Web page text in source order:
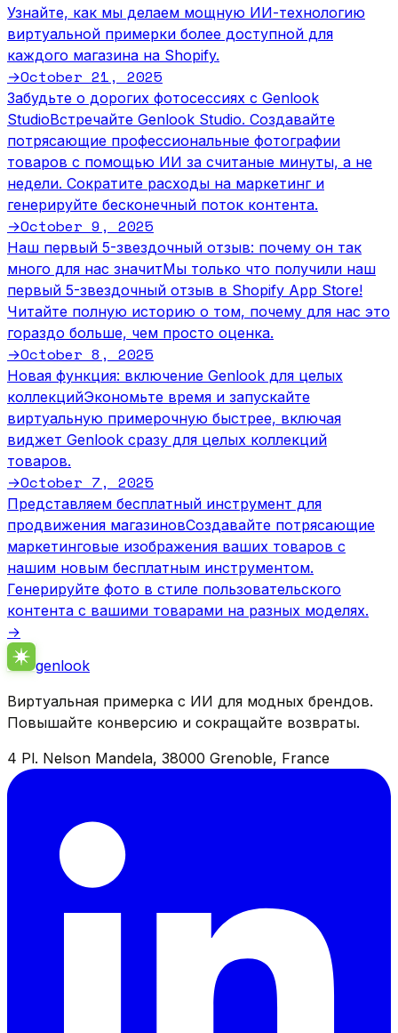
Узнайте, как мы делаем мощную ИИ-технологию
виртуальной примерки более доступной для
каждого магазина на Shopify.
→October 21, 2025
Забудьте о дорогих фотосессиях с Genlook
StudioВстречайте Genlook Studio. Создавайте
потрясающие профессиональные фотографии
товаров с помощью ИИ за считаные минуты, а не
недели. Сократите расходы на маркетинг и
генерируйте бесконечный поток контента.
→October 9, 2025
Наш первый 5-звездочный отзыв: почему он так
много для нас значитМы только что получили наш
первый 5-звездочный отзыв в Shopify App Store!
Читайте полную историю о том, почему для нас это
гораздо больше, чем просто оценка.
→October 8, 2025
Новая функция: включение Genlook для целых
коллекцийЭкономьте время и запускайте
виртуальную примерочную быстрее, включая
виджет Genlook сразу для целых коллекций
товаров.
→October 7, 2025
Представляем бесплатный инструмент для
продвижения магазиновСоздавайте потрясающие
маркетинговые изображения ваших товаров с
нашим новым бесплатным инструментом.
Генерируйте фото в стиле пользовательского
контента с вашими товарами на разных моделях.
→
genlook
Виртуальная примерка с ИИ для модных брендов.
Повышайте конверсию и сокращайте возвраты.
4 Pl. Nelson Mandela, 38000 Grenoble, France